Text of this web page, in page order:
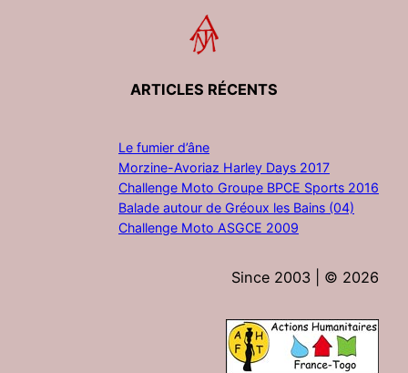
ARTICLES RÉCENTS
Le fumier d’âne
Morzine-Avoriaz Harley Days 2017
Challenge Moto Groupe BPCE Sports 2016
Balade autour de Gréoux les Bains (04)
Challenge Moto ASGCE 2009
Since 2003 | © 2026